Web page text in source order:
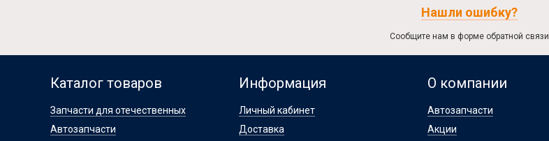
Нашли ошибку?
Сообщите нам в форме обратной связи
Каталог товаров
Запчасти для отечественных
Автозапчасти
Информация
Личный кабинет
Доставка
О компании
Автозапчасти
Акции